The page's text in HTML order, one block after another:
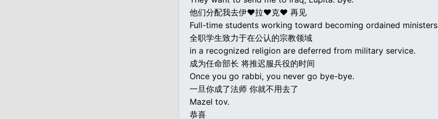
他们分配我去伊♥拉♥克♥ 再见
Full-time students working toward becoming ordained ministers
全职学生致力于在公认的宗教领域
in a recognized religion are deferred from military service.
成为任命部长 将推迟服兵役的时间
Once you go rabbi, you never go bye-bye.
一旦你成了法师 你就不用去了
Mazel tov.
恭喜